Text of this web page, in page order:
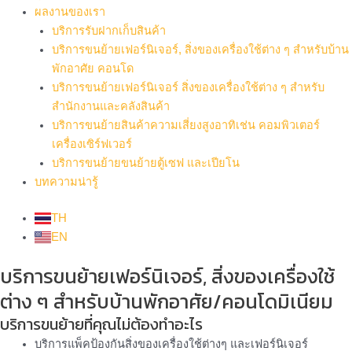
ผลงานของเรา
บริการรับฝากเก็บสินค้า
บริการขนย้ายเฟอร์นิเจอร์, สิ่งของเครื่องใช้ต่าง ๆ สำหรับบ้าน
พักอาศัย คอนโด
บริการขนย้ายเฟอร์นิเจอร์ สิ่งของเครื่องใช้ต่าง ๆ สำหรับ
สำนักงานและคลังสินค้า
บริการขนย้ายสินค้าความเสี่ยงสูงอาทิเช่น คอมพิวเตอร์
เครื่องเซิร์ฟเวอร์
บริการขนย้ายขนย้ายตู้เซฟ และเปียโน
บทความน่ารู้
TH
EN
บริการขนย้ายเฟอร์นิเจอร์, สิ่งของเครื่องใช้
ต่าง ๆ สำหรับบ้านพักอาศัย/คอนโดมิเนียม
บริการขนย้ายที่คุณไม่ต้องทำอะไร
บริการแพ็คป้องกันสิ่งของเครื่องใช้ต่างๆ และเฟอร์นิเจอร์